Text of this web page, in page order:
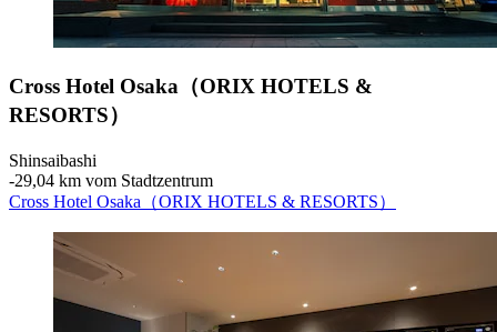
Cross Hotel Osaka（ORIX HOTELS &
RESORTS）
Shinsaibashi
‐29,04 km vom Stadtzentrum
Cross Hotel Osaka（ORIX HOTELS & RESORTS）